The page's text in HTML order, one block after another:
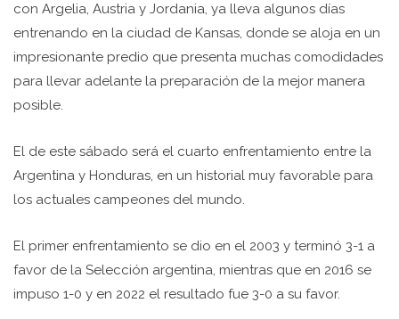
con Argelia, Austria y Jordania, ya lleva algunos días
entrenando en la ciudad de Kansas, donde se aloja en un
impresionante predio que presenta muchas comodidades
para llevar adelante la preparación de la mejor manera
posible.
El de este sábado será el cuarto enfrentamiento entre la
Argentina y Honduras, en un historial muy favorable para
los actuales campeones del mundo.
El primer enfrentamiento se dio en el 2003 y terminó 3-1 a
favor de la Selección argentina, mientras que en 2016 se
impuso 1-0 y en 2022 el resultado fue 3-0 a su favor.